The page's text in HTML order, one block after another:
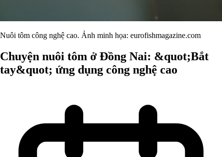
Nuôi tôm công nghệ cao. Ảnh minh họa: eurofishmagazine.com
Chuyện nuôi tôm ở Đồng Nai: &quot;Bắt
tay&quot; ứng dụng công nghệ cao